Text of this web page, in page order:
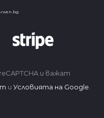
и важат
и Условията на Google